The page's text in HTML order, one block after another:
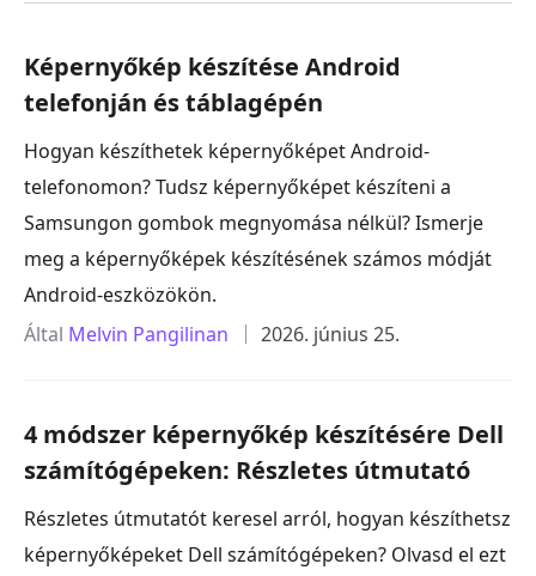
Képernyőkép készítése Android
telefonján és táblagépén
Hogyan készíthetek képernyőképet Android-
telefonomon? Tudsz képernyőképet készíteni a
Samsungon gombok megnyomása nélkül? Ismerje
meg a képernyőképek készítésének számos módját
Android-eszközökön.
Által Melvin Pangilinan 2026. június 25.
4 módszer képernyőkép készítésére Dell
számítógépeken: Részletes útmutató
Részletes útmutatót keresel arról, hogyan készíthetsz
képernyőképeket Dell számítógépeken? Olvasd el ezt